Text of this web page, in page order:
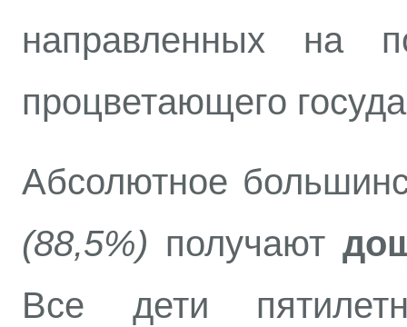
направленных на
процветающего
Абсолютное
(88,5%) получают
Все дети